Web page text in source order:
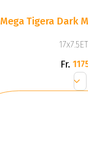
Mega Tigera Dark
Fr.